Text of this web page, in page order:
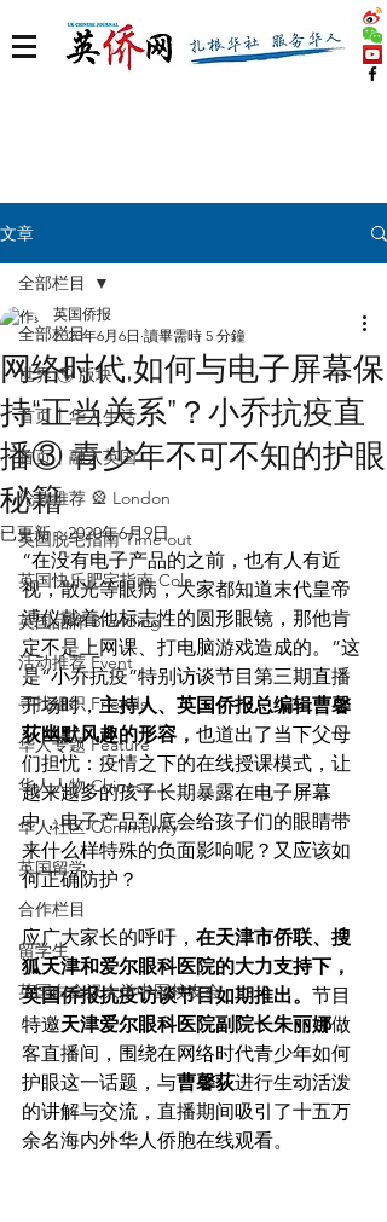
文章
全部栏目
世界 🌎 版块
首页丨华人生活
首页丨融入英国
伦敦推荐 🎡 London
英国脱宅指南 Time out
英国快乐肥宅指南 Cola
英国品牌 Branding
活动推荐 Event
寻找组织 Friends
华人专题 Feature
华人人物 Chinese
华人社区 Community
英国留学
合作栏目
留学生
英国白金汉大学中国校友会
全部栏目
网络时代,如何与电子屏幕保
持“正当关系”？小乔抗疫直
播③ 青少年不可不知的护眼
秘籍
英国侨报
2020年6月6日 讀畢需時 5 分鐘
已更新：2020年6月9日
“在没有电子产品的之前，也有人有近
视，散光等眼病，大家都知道末代皇帝
溥仪戴着他标志性的圆形眼镜，那他肯
定不是上网课、打电脑游戏造成的。”这
是“小乔抗疫”特别访谈节目第三期直播
开场时，主持人、英国侨报总编辑曹馨
荻幽默风趣的形容， 也道出了当下父母
们担忧： 疫情之下的在线授课模式，让
越来越多的孩子长期暴露在电子屏幕
中，电子产品到底会给孩子们的眼睛带
来什么样特殊的负面影响呢？又应该如
何正确防护？
应广大家长的呼吁， 在天津市侨联、搜
狐天津和爱尔眼科医院的大力支持下，
英国侨报抗疫访谈节目如期推出。 节目
特邀天津爱尔眼科医院副院长朱丽娜做
客直播间，围绕在网络时代青少年如何
护眼这一话题，与曹馨荻进行生动活泼
的讲解与交流，直播期间吸引了十五万
余名海内外华人侨胞在线观看。